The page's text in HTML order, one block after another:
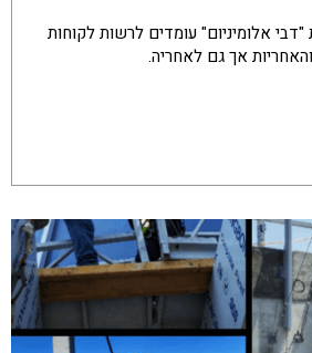
אלומיניום" עומדים לרשות לקוחות
אך גם לאחריה.